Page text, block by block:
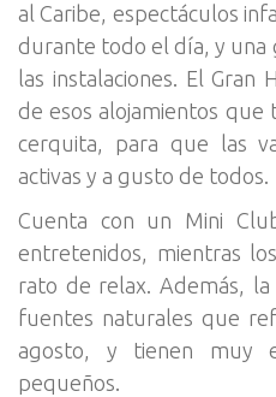
al Caribe, espectáculos
durante todo el día, y una
las instalaciones. El Gran
de esos alojamientos
cerquita, para que las
activas y a gusto de todos.
Cuenta con un Mini
entretenidos, mientras
rato de relax. Además, la
fuentes naturales que
agosto, y tienen muy
pequeños.